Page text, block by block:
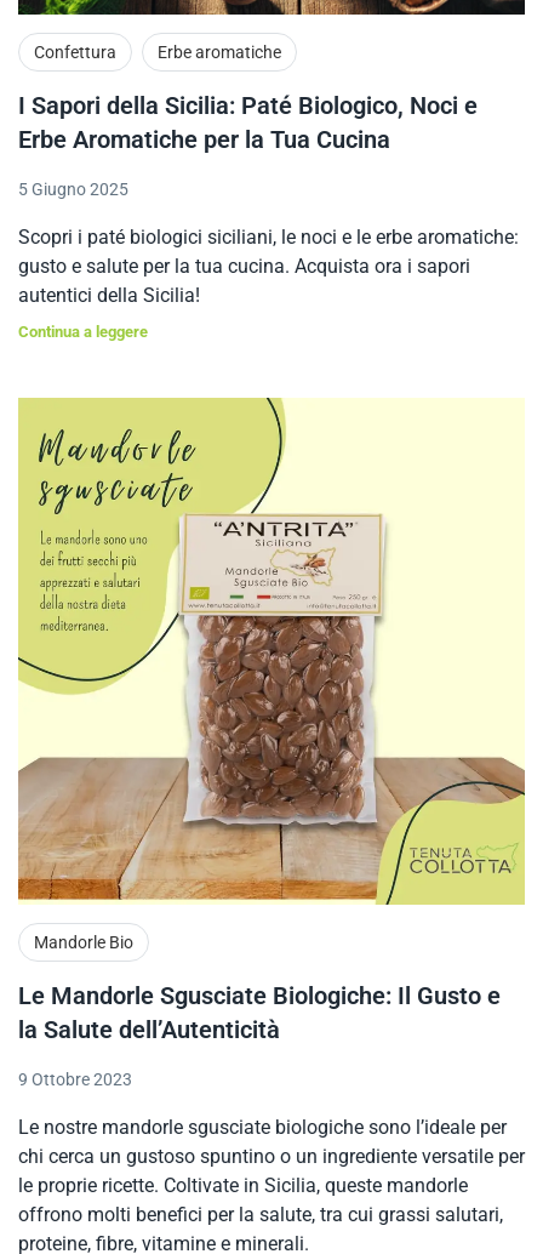
Confettura Erbe aromatiche
I Sapori della Sicilia: Paté Biologico, Noci e
Erbe Aromatiche per la Tua Cucina
5 Giugno 2025
Scopri i paté biologici siciliani, le noci e le erbe aromatiche:
gusto e salute per la tua cucina. Acquista ora i sapori
autentici della Sicilia!
Continua a leggere
Mandorle Bio
Le Mandorle Sgusciate Biologiche: Il Gusto e
la Salute dell’Autenticità
9 Ottobre 2023
Le nostre mandorle sgusciate biologiche sono l’ideale per
chi cerca un gustoso spuntino o un ingrediente versatile per
le proprie ricette. Coltivate in Sicilia, queste mandorle
offrono molti benefici per la salute, tra cui grassi salutari,
proteine, fibre, vitamine e minerali.